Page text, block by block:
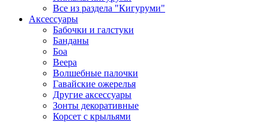
Все из раздела "Кигуруми"
Аксессуары
Бабочки и галстуки
Банданы
Боа
Веера
Волшебные палочки
Гавайские ожерелья
Другие аксессуары
Зонты декоративные
Корсет с крыльями